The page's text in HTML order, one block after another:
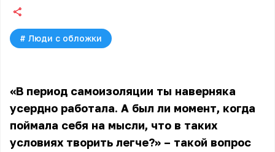
# Люди с обложки
«В период самоизоляции ты наверняка
усердно работала. А был ли момент, когда
поймала себя на мысли, что в таких
условиях творить легче?» – такой вопрос